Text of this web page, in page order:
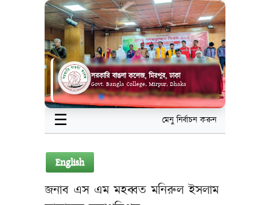
সরকারি বাঙলা কলেজ, মিরপুর, ঢাকা
Govt. Bangla College, Mirpur, Dhaka
☰ মেনু নির্বাচন করুন
English
জনাব এস এম মহব্বত মনিরুল ইসলাম